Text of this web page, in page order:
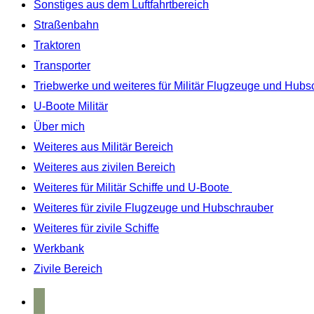
Sonstiges aus dem Luftfahrtbereich
Straßenbahn
Traktoren
Transporter
Triebwerke und weiteres für Militär Flugzeuge und
U-Boote Militär
Über mich
Weiteres aus Militär Bereich
Weiteres aus zivilen Bereich
Weiteres für Militär Schiffe und U-Boote
Weiteres für zivile Flugzeuge und Hubschrauber
Weiteres für zivile Schiffe
Werkbank
Zivile Bereich